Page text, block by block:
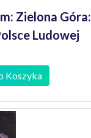
Zielona Góra:
Ludowej
Koszyka